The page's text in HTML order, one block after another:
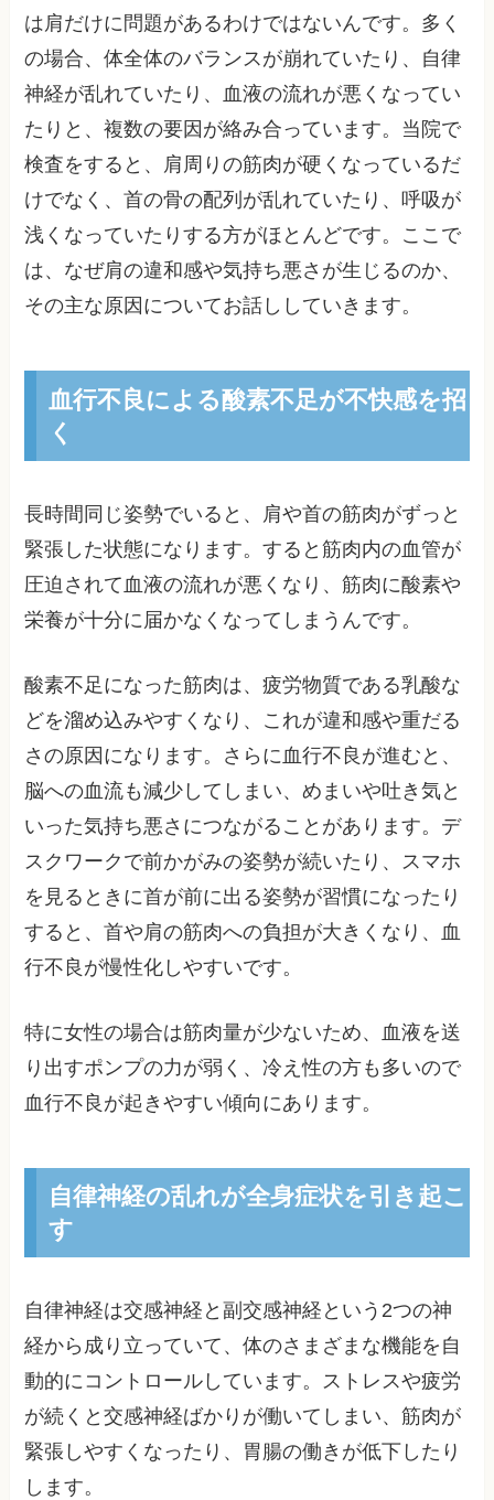
は肩だけに問題があるわけではないんです。多く
の場合、体全体のバランスが崩れていたり、自律
神経が乱れていたり、血液の流れが悪くなってい
たりと、複数の要因が絡み合っています。当院で
検査をすると、肩周りの筋肉が硬くなっているだ
けでなく、首の骨の配列が乱れていたり、呼吸が
浅くなっていたりする方がほとんどです。ここで
は、なぜ肩の違和感や気持ち悪さが生じるのか、
その主な原因についてお話ししていきます。
血行不良による酸素不足が不快感を招
く
長時間同じ姿勢でいると、肩や首の筋肉がずっと
緊張した状態になります。すると筋肉内の血管が
圧迫されて血液の流れが悪くなり、筋肉に酸素や
栄養が十分に届かなくなってしまうんです。
酸素不足になった筋肉は、疲労物質である乳酸な
どを溜め込みやすくなり、これが違和感や重だる
さの原因になります。さらに血行不良が進むと、
脳への血流も減少してしまい、めまいや吐き気と
いった気持ち悪さにつながることがあります。デ
スクワークで前かがみの姿勢が続いたり、スマホ
を見るときに首が前に出る姿勢が習慣になったり
すると、首や肩の筋肉への負担が大きくなり、血
行不良が慢性化しやすいです。
特に女性の場合は筋肉量が少ないため、血液を送
り出すポンプの力が弱く、冷え性の方も多いので
血行不良が起きやすい傾向にあります。
自律神経の乱れが全身症状を引き起こ
す
自律神経は交感神経と副交感神経という2つの神
経から成り立っていて、体のさまざまな機能を自
動的にコントロールしています。ストレスや疲労
が続くと交感神経ばかりが働いてしまい、筋肉が
緊張しやすくなったり、胃腸の働きが低下したり
します。